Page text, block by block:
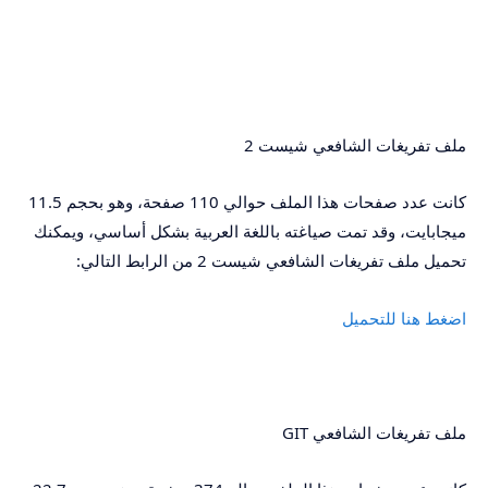
ملف تفريغات الشافعي شيست 2
كانت عدد صفحات هذا الملف حوالي 110 صفحة، وهو بحجم 11.5
ميجابايت، وقد تمت صياغته باللغة العربية بشكل أساسي، ويمكنك
تحميل ملف تفريغات الشافعي شيست 2 من الرابط التالي:
اضغط هنا للتحميل
ملف تفريغات الشافعي GIT